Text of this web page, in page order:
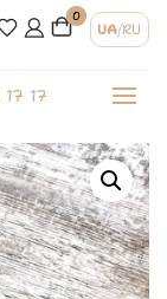
0
UA/RU
17